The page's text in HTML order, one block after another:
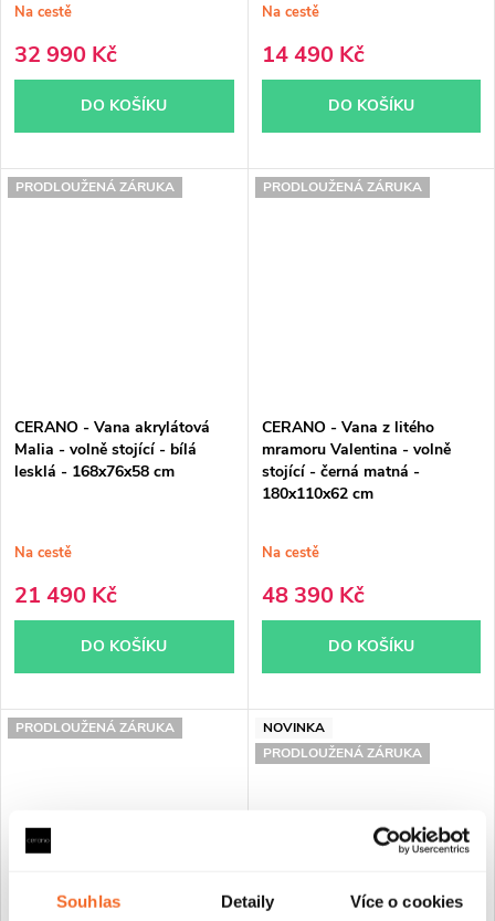
Souhlas Detaily Více o cookies
Na cestě
32 990 Kč
DO KOŠÍKU
Na cestě
14 490 Kč
DO KOŠÍKU
PRODLOUŽENÁ ZÁRUKA
CERANO - Vana akrylátová
Malia - volně stojící - bílá
lesklá - 168x76x58 cm
Na cestě
21 490 Kč
DO KOŠÍKU
PRODLOUŽENÁ ZÁRUKA
CERANO - Vana z litého
mramoru Valentina - volně
stojící - černá matná -
180x110x62 cm
Na cestě
48 390 Kč
DO KOŠÍKU
PRODLOUŽENÁ ZÁRUKA
NOVINKA
PRODLOUŽENÁ ZÁRUKA